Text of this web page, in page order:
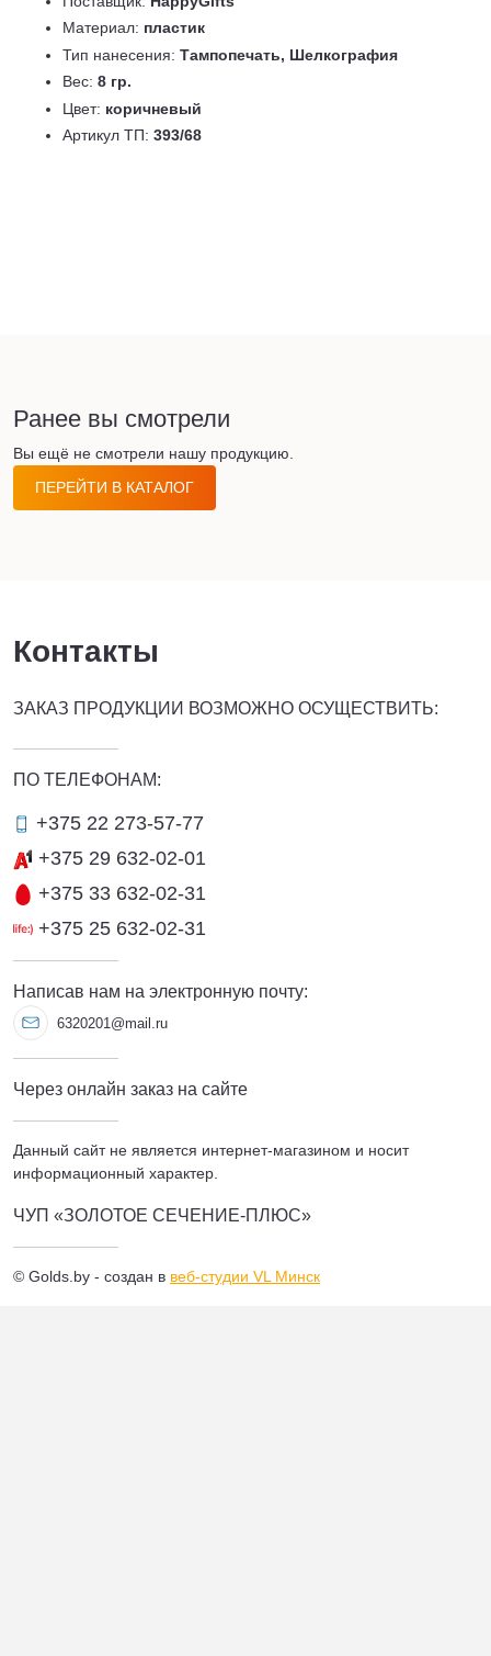
Материал: пластик
Тип нанесения: Тампопечать, Шелкография
Вес: 8 гр.
Цвет: коричневый
Артикул ТП: 393/68
Ранее вы смотрели
Вы ещё не смотрели нашу продукцию.
ПЕРЕЙТИ В КАТАЛОГ
Контакты
ЗАКАЗ ПРОДУКЦИИ ВОЗМОЖНО ОСУЩЕСТВИТЬ:
ПО ТЕЛЕФОНАМ:
+375 22 273-57-77
+375 29 632-02-01
+375 33 632-02-31
+375 25 632-02-31
Написав нам на электронную почту:
6320201@mail.ru
Через онлайн заказ на сайте
Данный сайт не является интернет-магазином и носит
информационный характер.
ЧУП «ЗОЛОТОЕ СЕЧЕНИЕ-ПЛЮС»
© Golds.by - создан в веб-студии VL Минск